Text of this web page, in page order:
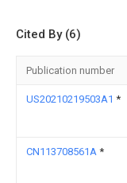
Cited By (6)
Publication number
US20210219503A1 *
CN113708561A *